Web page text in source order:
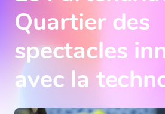
Quartier des
spectacles
avec la